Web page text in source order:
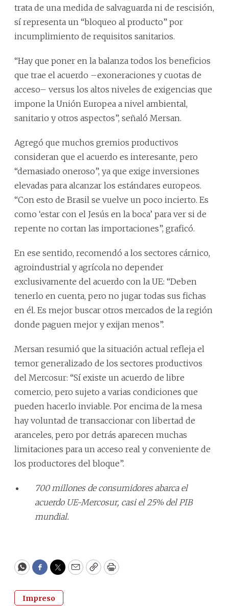
trata de una medida de salvaguarda ni de rescisión,
sí representa un “bloqueo al producto” por
incumplimiento de requisitos sanitarios.
“Hay que poner en la balanza todos los beneficios
que trae el acuerdo –exoneraciones y cuotas de
acceso– versus los altos niveles de exigencias que
impone la Unión Europea a nivel ambiental,
sanitario y otros aspectos”, señaló Mersan.
Agregó que muchos gremios productivos
consideran que el acuerdo es interesante, pero
“demasiado oneroso”, ya que exige inversiones
elevadas para alcanzar los estándares europeos.
“Con esto de Brasil se vuelve un poco incierto. Es
como ‘estar con el Jesús en la boca’ para ver si de
repente no cortan las importaciones”, graficó.
En ese sentido, recomendó a los sectores cárnico,
agroindustrial y agrícola no depender
exclusivamente del acuerdo con la UE: “Deben
tenerlo en cuenta, pero no jugar todas sus fichas
en él. Es mejor buscar otros mercados de la región
donde paguen mejor y exijan menos”.
Mersan resumió que la situación actual refleja el
temor generalizado de los sectores productivos
del Mercosur: “Sí existe un acuerdo de libre
comercio, pero sujeto a varias condiciones que
pueden hacerlo inviable. Por encima de la mesa
hay voluntad de transaccionar con libertad de
aranceles, pero por detrás aparecen muchas
limitaciones para un acceso real y conveniente de
los productores del bloque”.
700 millones de consumidores abarca el
acuerdo UE-Mercosur, casi el 25% del PIB
mundial.
WhatsApp
Facebook
Twitter
EmailCopyPrint
Impreso